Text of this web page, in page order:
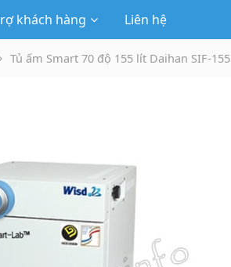
khách hàng Liên hệ
Tủ ấm Smart 70 độ 155 lít Daihan SIF-155